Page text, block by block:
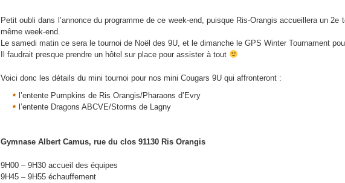
Petit oubli dans l’annonce du programme de ce week-end, puisque Ris-Orangis accueillera un 2e
même week-end.
Le samedi matin ce sera le tournoi de Noël des 9U, et le dimanche le GPS Winter Tournament
Il faudrait presque prendre un hôtel sur place pour assister à tout
Voici donc les détails du mini tournoi pour nos mini Cougars 9U qui affronteront :
l’entente Pumpkins de Ris Orangis/Pharaons d’Evry
l’entente Dragons ABCVE/Storms de Lagny
Gymnase Albert Camus, rue du clos 91130 Ris Orangis
9H00 – 9H30 accueil des équipes
9H45 – 9H55 échauffement